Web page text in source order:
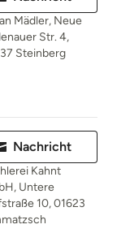
Mädler, Neue
Str. 4,
Steinberg
Nachricht
Kahnt
Untere
10, 01623